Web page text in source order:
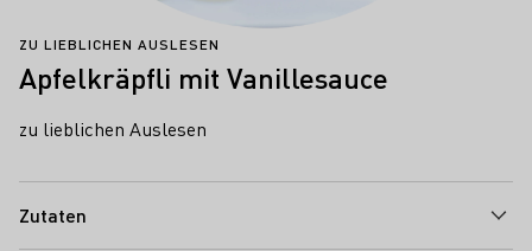
ZU LIEBLICHEN AUSLESEN
Apfelkräpfli mit Vanillesauce
zu lieblichen Auslesen
Zutaten